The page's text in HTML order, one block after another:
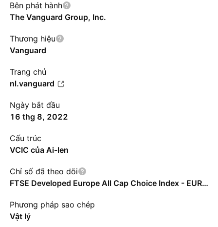
Bên phát hành
The Vanguard Group, Inc.
Thương hiệu
Vanguard
Trang chủ
nl.vanguard
Ngày bắt đầu
16 thg 8, 2022
Cấu trúc
VCIC của Ai-len
Chỉ số đã theo dõi
FTSE Developed Europe All Cap Choice Index - EUR - Benchmark TR Net
Phương pháp sao chép
Vật lý